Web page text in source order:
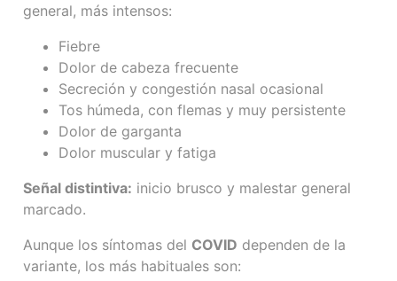
general, más intensos:
Fiebre
Dolor de cabeza frecuente
Secreción y congestión nasal ocasional
Tos húmeda, con flemas y muy persistente
Dolor de garganta
Dolor muscular y fatiga
Señal distintiva: inicio brusco y malestar general
marcado.
Aunque los síntomas del COVID dependen de la
variante, los más habituales son: